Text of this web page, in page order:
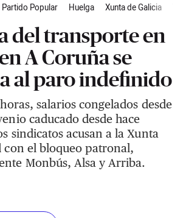
Partido Popular Huelga Xunta de Galicia
del transporte en
A Coruña se
al paro indefinido
salarios congelados desde
caducado desde hace
sindicatos acusan a la Xunta
con el bloqueo patronal,
Monbús, Alsa y Arriba.